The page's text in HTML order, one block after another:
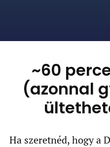
~60
(azonnal
Ha szeretnéd, hogy a